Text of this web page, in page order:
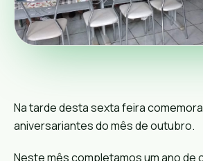
Na tarde desta sexta feira
aniversariantes do mês de outubro.
Neste mês completamos um ano de